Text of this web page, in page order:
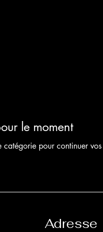
le moment
catégorie pour continuer
Adresse